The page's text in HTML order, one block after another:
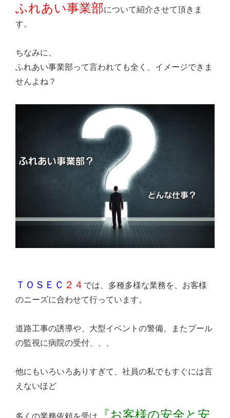
ふれあい事業部について紹介させて頂きま
す。
ちなみに、
ふれあい事業部って言われても全く、イメージできま
せんよね？
ＴＯＳＥＣ ２４ では、多種多様な業務を、お客様
のニーズに合わせて行っています。
道路工事の誘導や、大型イベントの警備、またプール
の監視に病院の受付、、、
他にもいろいろありすぎて、社員の私でもすぐには言
えないほど
『お客様の安全と安